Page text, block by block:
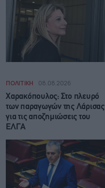
ΠΟΛΙΤΙΚΗ 08.08.2026
Χαρακόπουλος: Στο πλευρό
των παραγωγών της Λάρισας
για τις αποζημιώσεις του
ΕΛΓΑ